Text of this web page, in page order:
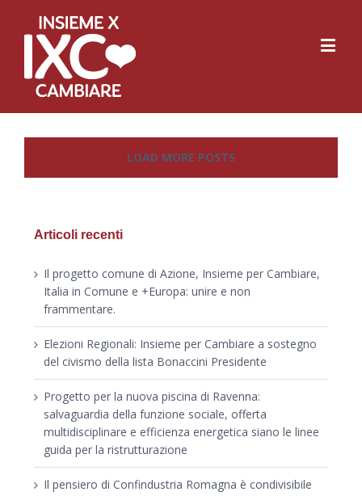
LOAD MORE POSTS
Articoli recenti
Il progetto comune di Azione, Insieme per Cambiare,
Italia in Comune e +Europa: unire e non
frammentare.
Elezioni Regionali: Insieme per Cambiare a sostegno
del civismo della lista Bonaccini Presidente
Progetto per la nuova piscina di Ravenna:
salvaguardia della funzione sociale, offerta
multidisciplinare e efficienza energetica siano le linee
guida per la ristrutturazione
Il pensiero di Confindustria Romagna è condivisibile